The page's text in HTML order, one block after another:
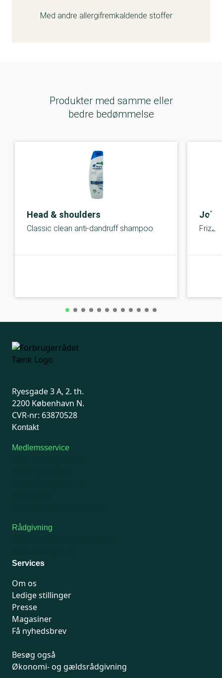
Med andre allergifremkaldende stoffer
Produkter med samme eller
bedre bedømmelse
Head & shoulders
Classic clean anti-dandruff shampoo
John
Frizz
Ryesgade 3 A, 2. th.
2200 København N.
CVR-nr: 63870528
Kontakt
Medlemsservice
Rådgivning
Services
Om os
Ledige stillinger
Presse
Magasiner
Få nyhedsbrev
Besøg også
Økonomi- og gældsrådgivning